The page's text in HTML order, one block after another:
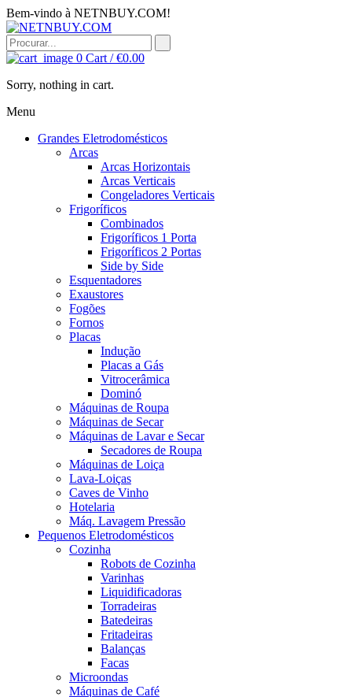
Bem-vindo à NETNBUY.COM!
0 Cart /€0.00
Sorry, nothing in cart.
Menu
Grandes Eletrodomésticos
Arcas
Arcas Horizontais
Arcas Verticais
Congeladores Verticais
Frigoríficos
Combinados
Frigoríficos 1 Porta
Frigoríficos 2 Portas
Side by Side
Esquentadores
Exaustores
Fogões
Fornos
Placas
Indução
Placas a Gás
Vitrocerâmica
Dominó
Máquinas de Roupa
Máquinas de Secar
Máquinas de Lavar e Secar
Secadores de Roupa
Máquinas de Loiça
Lava-Loiças
Caves de Vinho
Hotelaria
Máq. Lavagem Pressão
Pequenos Eletrodomésticos
Cozinha
Robots de Cozinha
Varinhas
Liquidificadoras
Torradeiras
Batedeiras
Fritadeiras
Balanças
Facas
Microondas
Máquinas de Café